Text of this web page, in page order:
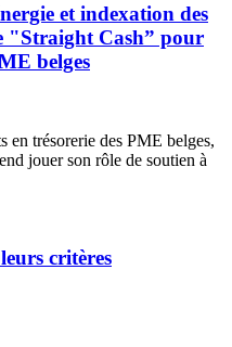
et indexation des
"Straight Cash” pour
belges
en trésorerie des PME belges,
jouer son rôle de soutien à
critères